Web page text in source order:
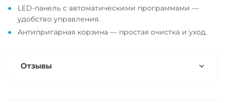
LED-панель с автоматическими программами —
удобство управления.
Антипригарная корзина — простая очистка и уход.
Отзывы